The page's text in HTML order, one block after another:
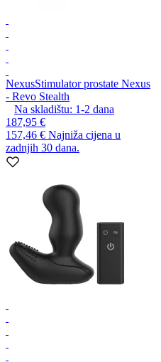
NexusStimulator prostate Nexus
- Revo Stealth
Na skladištu: 1-2 dana
187,95 €
157,46 € Najniža cijena u
zadnjih 30 dana.